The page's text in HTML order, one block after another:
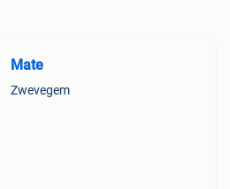
Mate
Zwevegem